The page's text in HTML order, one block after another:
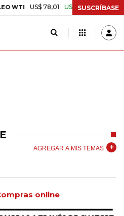
US$ 78,01 US$ 2,92 +3,89%
SUSCRÍBASE
AGREGAR A MIS TEMAS
online